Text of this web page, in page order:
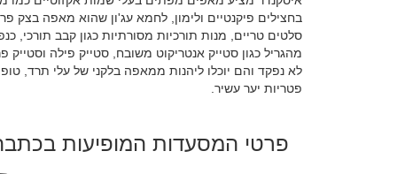
בחצילים פיקנטיים ולימון, לחמא עג'ון שהוא מאפה בצק
סלטים טריים, מנות תורכיות מסורתיות כגון קבב תורכי,
מהגריל כגון סטייק אנטריקוט משובח, סטייק פילה
לא נפקד והם יוכלו ליהנות ממאפה בלקני של עלי תרד,
פטריות יער עשיר.
פרטי המסעדות המופיעות